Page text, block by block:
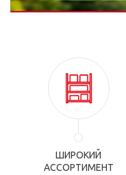
ШИРОКИЙ
АССОРТИМЕНТ